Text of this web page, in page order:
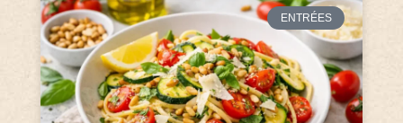
ENTRÉES